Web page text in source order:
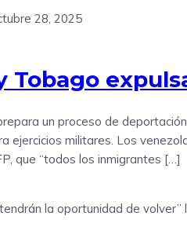
28, 2025
Tobago
un proceso de
ejercicios militares. Los
que “todos los inmigrantes […]